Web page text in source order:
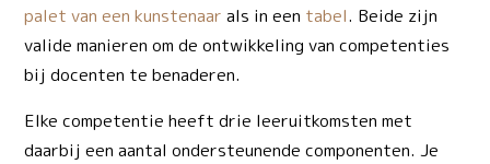
palet van een kunstenaar als in een tabel. Beide zijn
valide manieren om de ontwikkeling van competenties
bij docenten te benaderen.
Elke competentie heeft drie leeruitkomsten met
daarbij een aantal ondersteunende componenten. Je